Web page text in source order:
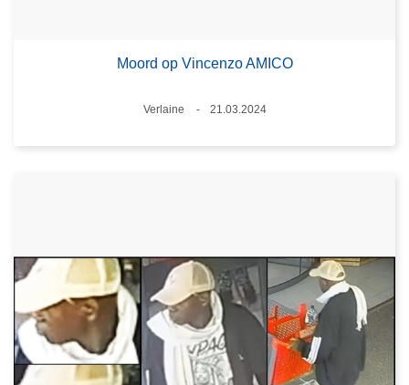
Moord op Vincenzo AMICO
Plaats
Verlaine
21.03.2024